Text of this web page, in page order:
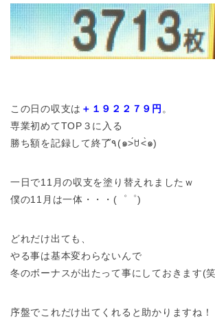
この日の収支は ＋１９２２７９円 。
専業初めてTOP３に入る
勝ち額を記録して終了٩̋(๑˃́ꇴ˂̀๑)
一日で11月の収支を塗り替えれましたｗ
僕の11月は一体・・・(゜゜)
どれだけ出ても、
やる事は基本変わらないんで
冬のボーナスが出たって事にしておきます(
序盤でこれだけ出てくれると助かりますね！